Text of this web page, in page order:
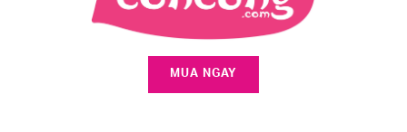
MUA NGAY